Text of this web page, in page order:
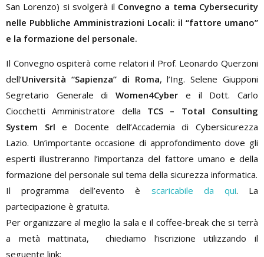
San Lorenzo) si svolgerà il Convegno a tema Cybersecurity
nelle Pubbliche Amministrazioni Locali: il “fattore umano”
e la formazione del personale.
Il Convegno ospiterà come relatori il Prof. Leonardo Querzoni
dell’Università “Sapienza” di Roma, l’Ing. Selene Giupponi
Segretario Generale diWomen4Cyber e il Dott. Carlo
Ciocchetti Amministratore della TCS – Total Consulting
System Srl e Docente dell’Accademia di Cybersicurezza
Lazio. Un’importante occasione di approfondimento dove gli
esperti illustreranno l’importanza del fattore umano e della
formazione del personale sul tema della sicurezza informatica.
Il programma dell’evento è scaricabile da qui. La
partecipazione è gratuita.
Per organizzare al meglio la sala e il coffee-break che si terrà
a metà mattinata, chiediamo l’iscrizione utilizzando il
seguente link: